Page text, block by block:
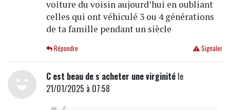
voiture du voisin aujourd’hui en oubliant
celles qui ont véhiculé 3 ou 4 générations
de ta famille pendant un siècle
Signaler
Répondre
C est beau de s acheter une virginitéle
21/01/2025 à 07:58